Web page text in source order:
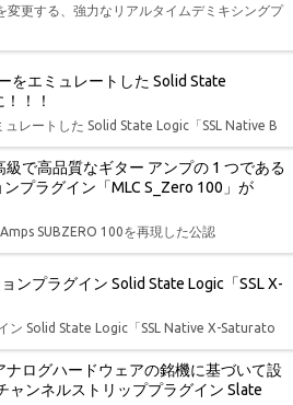
変更する、強力なリアルタイムデミキシングプ
をエミュレートした Solid State
！！
ュレートした Solid State Logic「SSL Native B
で高品質なギター アンプの 1 つである
プラグイン「MLC S_Zero 100」が
SUBZERO 100を再現した公認
ンプラグイン Solid State Logic「SSL X-
ン Solid State Logic「SSL Native X-Saturato
ナログハードウェアの銘機に基づいて設
ンネルストリッププラグイン Slate